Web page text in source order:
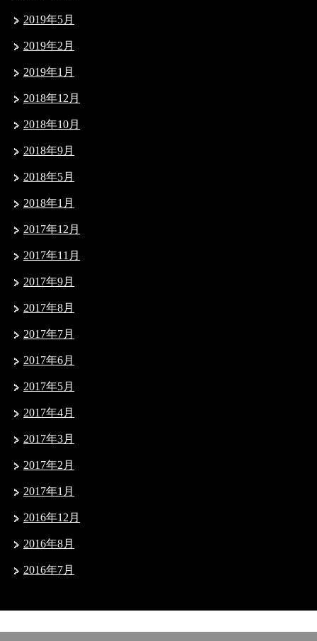
2019年5月
2019年2月
2019年1月
2018年12月
2018年10月
2018年9月
2018年5月
2018年1月
2017年12月
2017年11月
2017年9月
2017年8月
2017年7月
2017年6月
2017年5月
2017年4月
2017年3月
2017年2月
2017年1月
2016年12月
2016年8月
2016年7月